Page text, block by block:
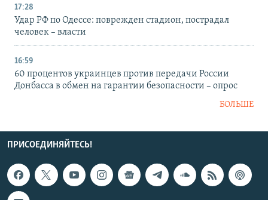
17:28
Удар РФ по Одессе: поврежден стадион, пострадал
человек – власти
16:59
60 процентов украинцев против передачи России
Донбасса в обмен на гарантии безопасности – опрос
БОЛЬШЕ
ПРИСОЕДИНЯЙТЕСЬ!